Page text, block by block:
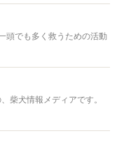
頭でも多く救うための活動
柴犬情報メディアです。